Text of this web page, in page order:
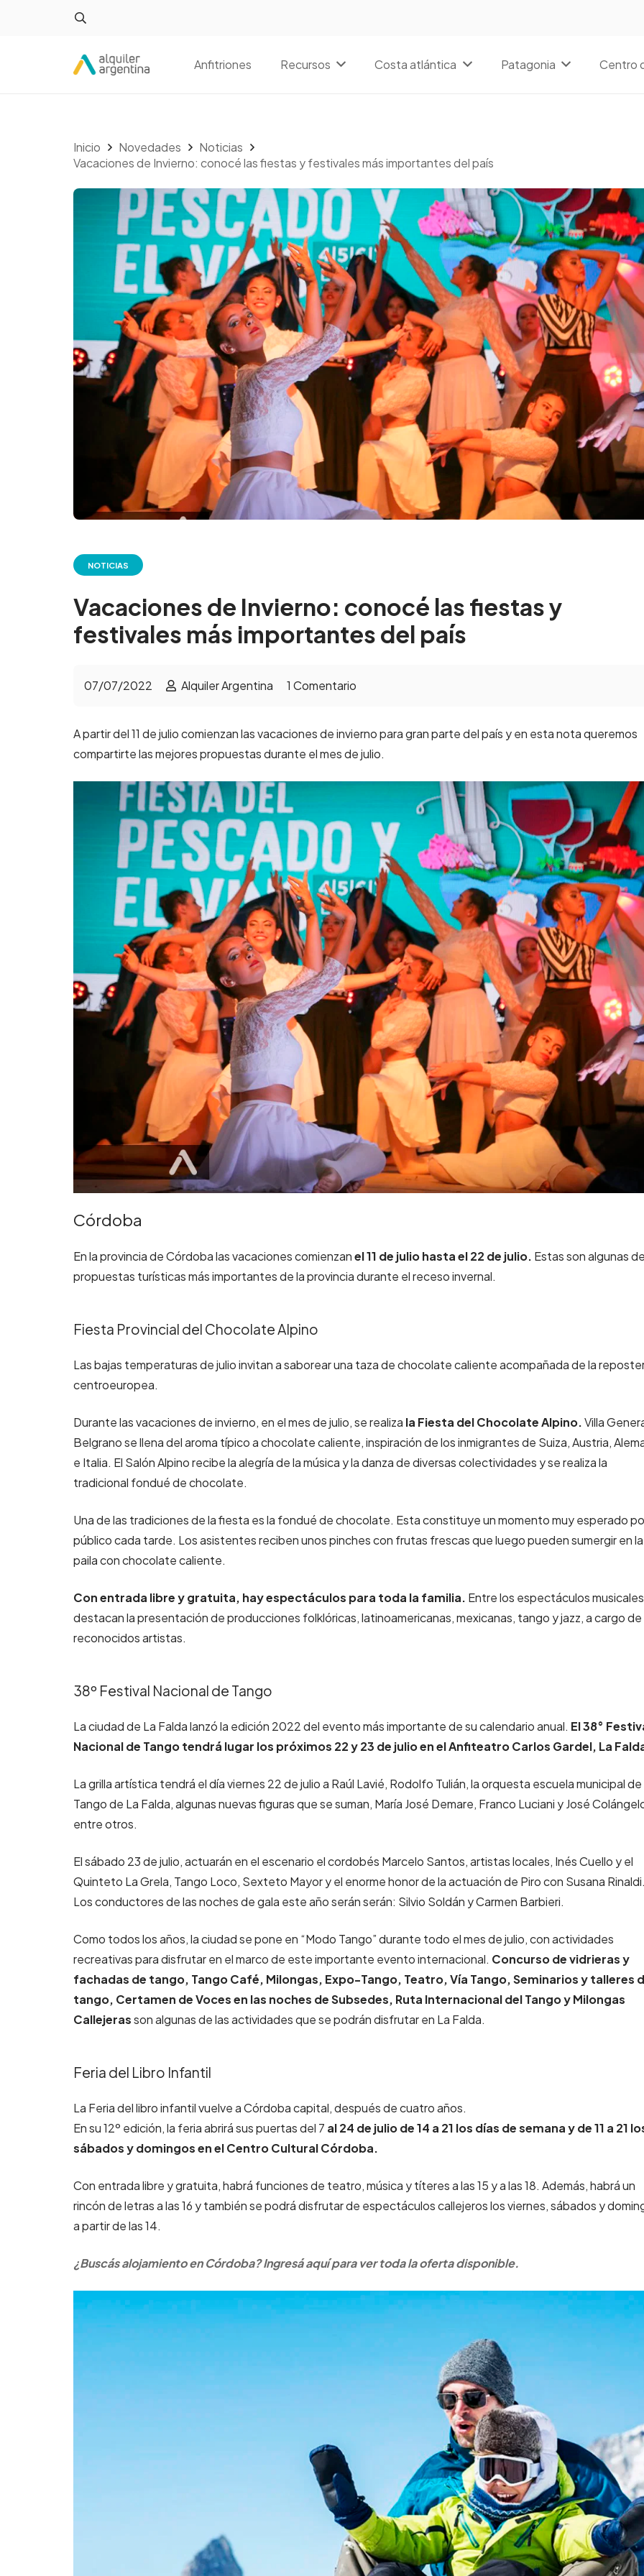
Anfitriones Recursos Costa atlántica Patagonia Centro
Inicio Novedades
Noticias
Vacaciones de Invierno: conocé las fiestas y festivales más importantes del país
NOTICIAS
Vacaciones de Invierno: conocé las fiestas y
festivales más importantes del país
07/07/2022 Alquiler Argentina 1 Comentario
A partir del 11 de julio comienzan las vacaciones de invierno para gran parte del país y en esta nota queremos
compartirte las mejores propuestas durante el mes de julio.
Córdoba
En la provincia de Córdoba las vacaciones comienzanel 11 de julio hasta el 22 de julio. Estas son algunas
propuestas turísticas más importantes de la provincia durante el receso invernal.
Fiesta Provincial del Chocolate Alpino
Las bajas temperaturas de julio invitan a saborear una taza de chocolate caliente acompañada de la
centroeuropea.
Durante las vacaciones de invierno, en el mes de julio, se realiza la Fiesta del Chocolate Alpino.Villa
Belgrano se llena del aroma típico a chocolate caliente, inspiración de los inmigrantes de Suiza, Austria,
e Italia. El Salón Alpino recibe la alegría de la música y la danza de diversas colectividades y se realiza la
tradicional fondué de chocolate.
Una de las tradiciones de la fiesta es la fondué de chocolate. Esta constituye un momento muy esperado
público cada tarde. Los asistentes reciben unos pinches con frutas frescas que luego pueden sumergir en la
paila con chocolate caliente.
Con entrada libre y gratuita, hay espectáculos para toda la familia. Entre los espectáculos musicales
destacan la presentación de producciones folklóricas, latinoamericanas, mexicanas, tango y jazz, a cargo de
reconocidos artistas.
38º Festival Nacional de Tango
La ciudad de La Falda lanzó la edición 2022 del evento más importante de su calendario anual. El 38°
Nacional de Tango tendrá lugar los próximos 22 y 23 de julio en el Anfiteatro Carlos Gardel, La
La grilla artística tendrá el día viernes 22 de julio a Raúl Lavié, Rodolfo Tulián, la orquesta escuela municipal de
Tango de La Falda, algunas nuevas figuras que se suman, María José Demare, Franco Luciani y José
entre otros.
El sábado 23 de julio, actuarán en el escenario el cordobés Marcelo Santos, artistas locales, Inés Cuello y el
Quinteto La Grela, Tango Loco, Sexteto Mayor y el enorme honor de la actuación de Piro con Susana
Los conductores de las noches de gala este año serán serán: Silvio Soldán y Carmen Barbieri.
Como todos los años, la ciudad se pone en “Modo Tango” durante todo el mes de julio, con actividades
recreativas para disfrutar en el marco de este importante evento internacional. Concurso de vidrieras y
fachadas de tango, Tango Café, Milongas, Expo-Tango, Teatro, Vía Tango, Seminarios y talleres
tango, Certamen de Voces en las noches de Subsedes, Ruta Internacional del Tango y Milongas
Callejerasson algunas de las actividades que se podrán disfrutar en La Falda.
Feria del Libro Infantil
La Feria del libro infantil vuelve a Córdoba capital, después de cuatro años.
En su 12º edición, la feria abrirá sus puertas del 7 al 24 de julio de 14 a 21 los días de semana y de 11 a 21
sábados y domingos en el Centro Cultural Córdoba.
Con entrada libre y gratuita, habrá funciones de teatro, música y títeres a las 15 y a las 18. Además, habrá un
rincón de letras a las 16 y también se podrá disfrutar de espectáculos callejeros los viernes, sábados y
a partir de las 14.
¿Buscás alojamiento en Córdoba? Ingresá aquí para ver toda la oferta disponible.